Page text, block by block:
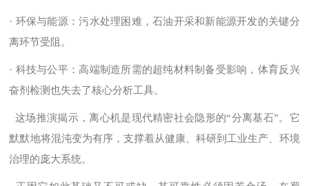
· 环保与能源：污水处理困难，石油开采和新能源开发的关键分
离环节受阻。
· 科技与公平：高端制造所需的超纯材料制备受影响，体育反兴
奋剂检测也失去了核心分析工具。
这场推演揭示，离心机是现代精密社会隐形的“分离基石”。它
默默地将混沌变为有序，支撑着从健康、科研到工业生产、环境
治理的庞大系统。